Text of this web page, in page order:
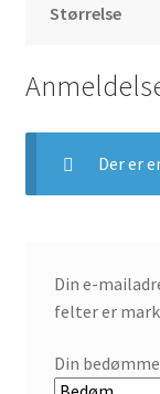
Størrelse
Der er
Din e-
felter er
Din